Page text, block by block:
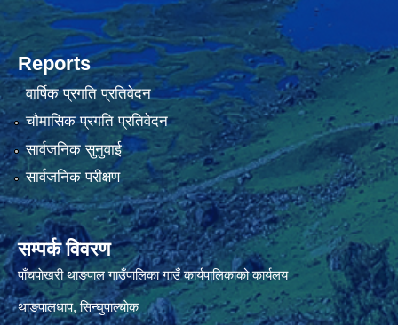
Reports
वार्षिक प्रगति प्रतिवेदन
चौमासिक प्रगति प्रतिवेदन
सार्वजनिक सुनुवाई
सार्वजनिक परीक्षण
सम्पर्क विवरण
पाँचपाेखरी थाङपाल गाउँपालिका गाउँ कार्यपालिकाको कार्यलय
थाङपालधाप, सिन्घुपाल्चाेक